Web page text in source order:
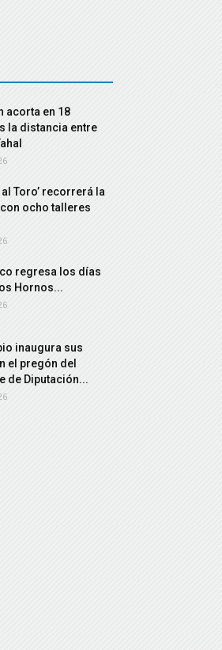
acorta en 18
la distancia entre
Toro’ recorrerá la
ocho talleres
regresa los días
Hornos...
inaugura sus
el pregón del
de Diputación...